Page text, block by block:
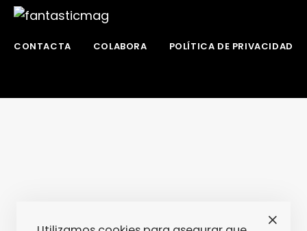
CONTACTA COLABORA POLÍTICA DE PRIVACIDAD